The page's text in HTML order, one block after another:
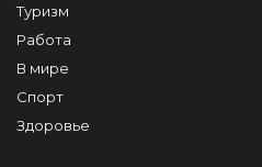
Туризм
Работа
В мире
Спорт
Здоровье